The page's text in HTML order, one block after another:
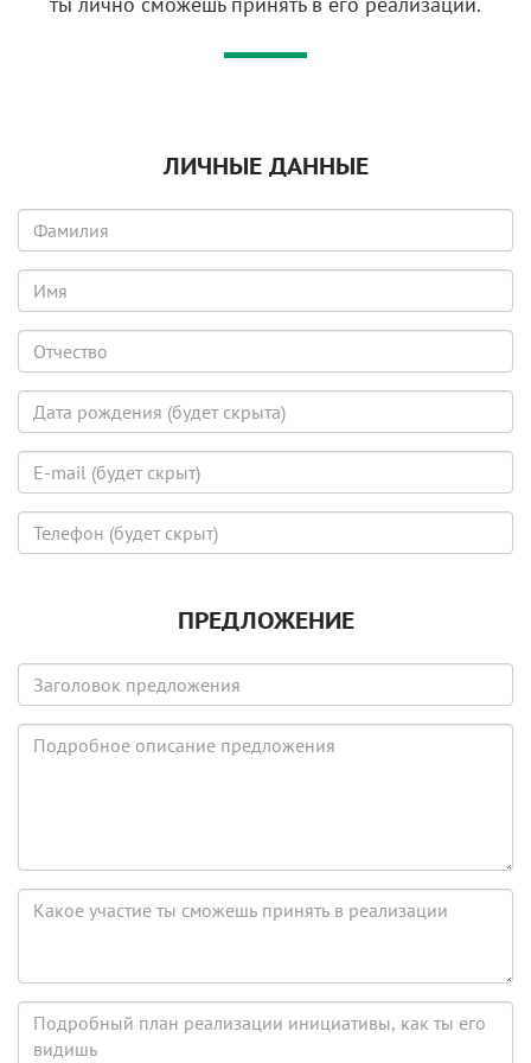
ЛИЧНЫЕ ДАННЫЕ
Фамилия
Имя
Отчество
Дата
рождения
(будет
скрыта)
mail
(будет
скрыт)
Телефон
(будет
ПРЕДЛОЖЕНИЕ
Заголовок
предложения
Подробное
описание
Какое
сможешь
принять
реализации
Подробный